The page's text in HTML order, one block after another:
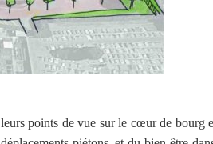
points de vue sur le cœur de